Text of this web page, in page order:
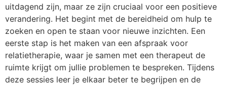
uitdagend zijn, maar ze zijn cruciaal voor een positieve
verandering. Het begint met de bereidheid om hulp te
zoeken en open te staan voor nieuwe inzichten. Een
eerste stap is het maken van een afspraak voor
relatietherapie, waar je samen met een therapeut de
ruimte krijgt om jullie problemen te bespreken. Tijdens
deze sessies leer je elkaar beter te begrijpen en de